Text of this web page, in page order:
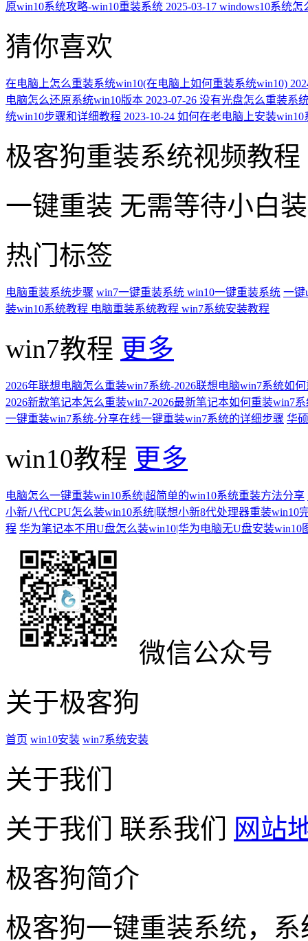
原win10系统攻略-win10重装系统 2025-03-17 windows10系统
猜你喜欢
在电脑上怎么重装系统win10(在电脑上如何重装系统win10)
电脑怎么还原系统win10版本 2023-07-26 没有光盘怎么重装系
统win10步骤和详细教程 2023-10-24 如何在老电脑上安装
极客狗重装系统视频教程
一键重装 无需等待小白
热门标签
电脑重装系统步骤 win7一键重装系统 win10一键重装系统 一键
装win10系统教程 电脑重装系统教程 win7系统安装教程
win7教程 更多
2026年联想电脑怎么重装win7系统-2026联想电脑win7系统如
2026新款笔记本怎么重装win7-2026最新笔记本如何重装win7
一键重装win7系统-分享在线一键重装win7系统的详细步骤 华
win10教程 更多
电脑怎么一键重装win10系统|超简单的win10系统重装方法分享
小新八代CPU怎么装win10系统|联想小新8代处理器重装win10
程 华为笔记本不用U盘怎么装win10|华为电脑无U盘安装win10
微信公众号
关于极客狗
首页 win10安装 win7系统安装
关于我们
关于我们
联系我们
网站
极客狗简介
极客狗一键重装系统，